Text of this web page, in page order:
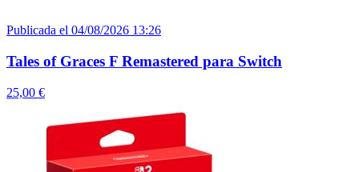
Publicada el 04/08/2026 13:26
Tales of Graces F Remastered para Switch
25,00 €